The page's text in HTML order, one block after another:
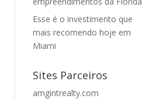
Esse é o investimento que
mais recomendo hoje em
Miami
Sites Parceiros
amgintrealty.com